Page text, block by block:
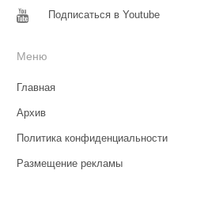
Подписаться в Youtube
Меню
Главная
Архив
Политика конфиденциальности
Размещение рекламы